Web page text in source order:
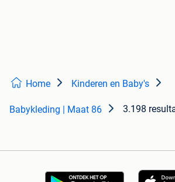
Home Kinderen en Baby's
Babykleding | Maat 86 3.198